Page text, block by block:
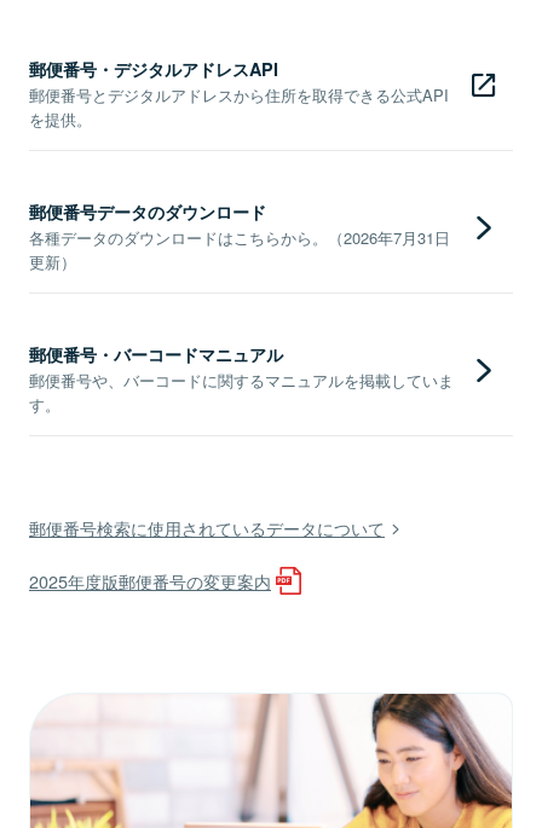
郵便番号・デジタルアドレスAPI
郵便番号とデジタルアドレスから住所を取得できる公式API
を提供。
郵便番号データのダウンロード
各種データのダウンロードはこちらから。（2026年7月31日
更新）
郵便番号・バーコードマニュアル
郵便番号や、バーコードに関するマニュアルを掲載していま
す。
郵便番号検索に使用されているデータについて
2025年度版郵便番号の変更案内